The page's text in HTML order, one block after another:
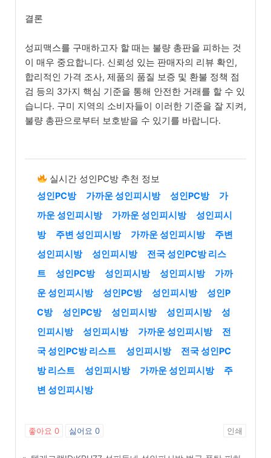
결론
성피맥스를 구매하고자 할 때는 불량 총판을 피하는 것
이 매우 중요합니다. 신뢰성 있는 판매자의 리뷰 확인,
합리적인 가격 조사, 제품의 품질 보증 및 환불 정책 점
검 등의 3가지 핵심 기준을 통해 안전한 거래를 할 수 있
습니다. 구미 지역의 소비자들이 이러한 기준을 잘 지켜,
불량 총판으로부터 보호받을 수 있기를 바랍니다.
실시간 성인PC방 추천 정보
성인PC방
가까운 성인피시방 성인PC방
가
까운 성인피시방
가까운 성인피시방
성인피시
방
주변 성인피시방 가까운 성인피시방
주변
성인피시방
성인피시방
전국 성인PC방 리스
트
성인PC방 성인피시방 성인피시방
가까
운 성인피시방
성인PC방 성인피시방
성인P
C방
성인PC방 성인피시방 성인피시방
성
인피시방
성인피시방 가까운 성인피시방
전
국 성인PC방 리스트
성인피시방
전국 성인PC
방 리스트
성인피시방 가까운 성인피시방
주
변 성인피시방
좋아요 0 싫어요 0 인쇄